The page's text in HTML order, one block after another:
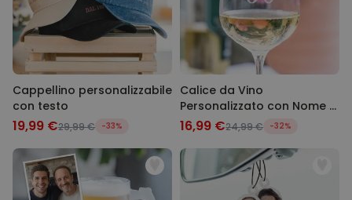
Cappellino personalizzabile
con testo
19,99 €29,99 € -33%
Calice da Vino
Personalizzato con Nome e
Anno
16,99 €24,99 € -32%